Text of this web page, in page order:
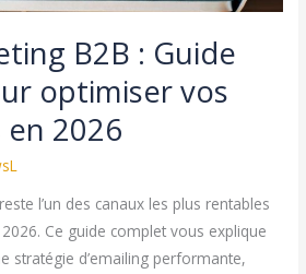
B2B : Guide
optimiser vos
2026
l’un des canaux les plus rentables
Ce guide complet vous explique
stratégie d’emailing performante,